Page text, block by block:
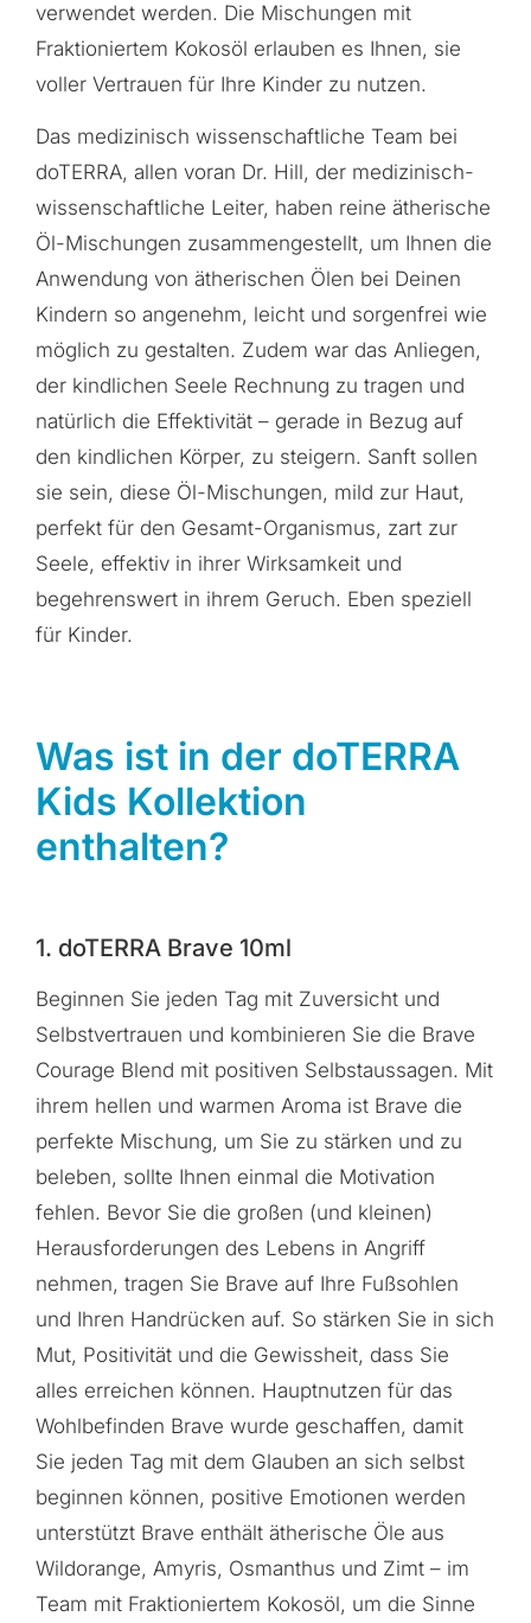
verwendet werden. Die Mischungen mit
Fraktioniertem Kokosöl erlauben es Ihnen, sie
voller Vertrauen für Ihre Kinder zu nutzen.
Das medizinisch wissenschaftliche Team bei
doTERRA, allen voran Dr. Hill, der medizinisch-
wissenschaftliche Leiter, haben reine ätherische
Öl-Mischungen zusammengestellt, um Ihnen die
Anwendung von ätherischen Ölen bei Deinen
Kindern so angenehm, leicht und sorgenfrei wie
möglich zu gestalten. Zudem war das Anliegen,
der kindlichen Seele Rechnung zu tragen und
natürlich die Effektivität – gerade in Bezug auf
den kindlichen Körper, zu steigern. Sanft sollen
sie sein, diese Öl-Mischungen, mild zur Haut,
perfekt für den Gesamt-Organismus, zart zur
Seele, effektiv in ihrer Wirksamkeit und
begehrenswert in ihrem Geruch. Eben speziell
für Kinder.
Was ist in der doTERRA
Kids Kollektion
enthalten?
1. doTERRA Brave 10ml
Beginnen Sie jeden Tag mit Zuversicht und
Selbstvertrauen und kombinieren Sie die Brave
Courage Blend mit positiven Selbstaussagen. Mit
ihrem hellen und warmen Aroma ist Brave die
perfekte Mischung, um Sie zu stärken und zu
beleben, sollte Ihnen einmal die Motivation
fehlen. Bevor Sie die großen (und kleinen)
Herausforderungen des Lebens in Angriff
nehmen, tragen Sie Brave auf Ihre Fußsohlen
und Ihren Handrücken auf. So stärken Sie in sich
Mut, Positivität und die Gewissheit, dass Sie
alles erreichen können. Hauptnutzen für das
Wohlbefinden Brave wurde geschaffen, damit
Sie jeden Tag mit dem Glauben an sich selbst
beginnen können, positive Emotionen werden
unterstützt Brave enthält ätherische Öle aus
Wildorange, Amyris, Osmanthus und Zimt – im
Team mit Fraktioniertem Kokosöl, um die Sinne